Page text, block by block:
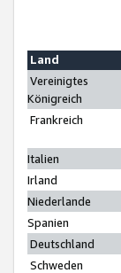
Land
Vereinigtes
Königreich
Frankreich
Italien
Irland
Niederlande
Spanien
Deutschland
Schweden